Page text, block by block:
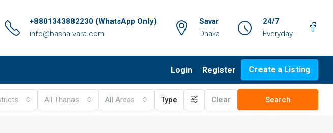
+8801343882230 (WhatsApp Only)
info@basha-vara.com
Savar
Dhaka
24/7
Everyday
Login Register Create a Listing
All Thanas All Areas Type Clear Search